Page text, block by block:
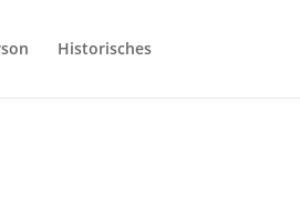
Historisches